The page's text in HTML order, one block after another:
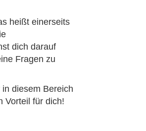
heißt einerseits
dich darauf
Fragen zu
diesem Bereich
Vorteil für dich!